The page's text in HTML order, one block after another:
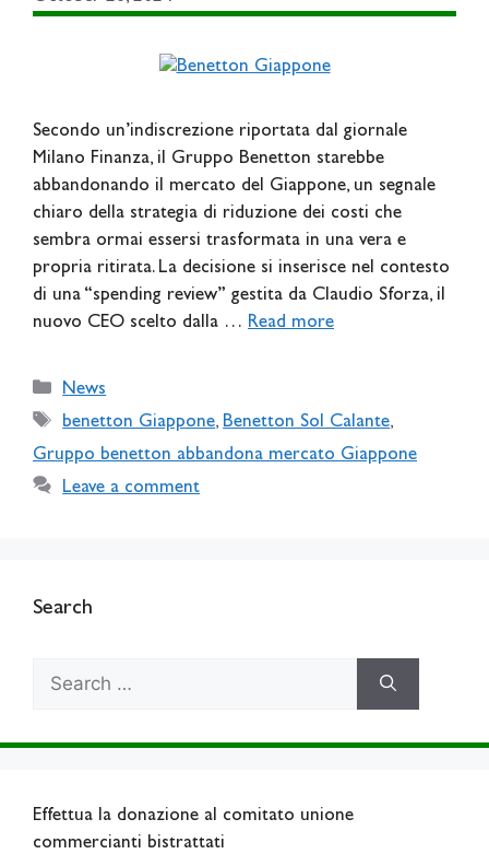
Secondo un’indiscrezione riportata dal giornale
Milano Finanza, il Gruppo Benetton starebbe
abbandonando il mercato del Giappone, un segnale
chiaro della strategia di riduzione dei costi che
sembra ormai essersi trasformata in una vera e
propria ritirata. La decisione si inserisce nel contesto
di una “spending review” gestita da Claudio Sforza, il
nuovo CEO scelto dalla … Read more
Categories
News
Tags
benetton Giappone, Benetton Sol Calante,
Gruppo benetton abbandona mercato Giappone
Leave a comment
Search
Effettua la donazione al comitato unione
commercianti bistrattati